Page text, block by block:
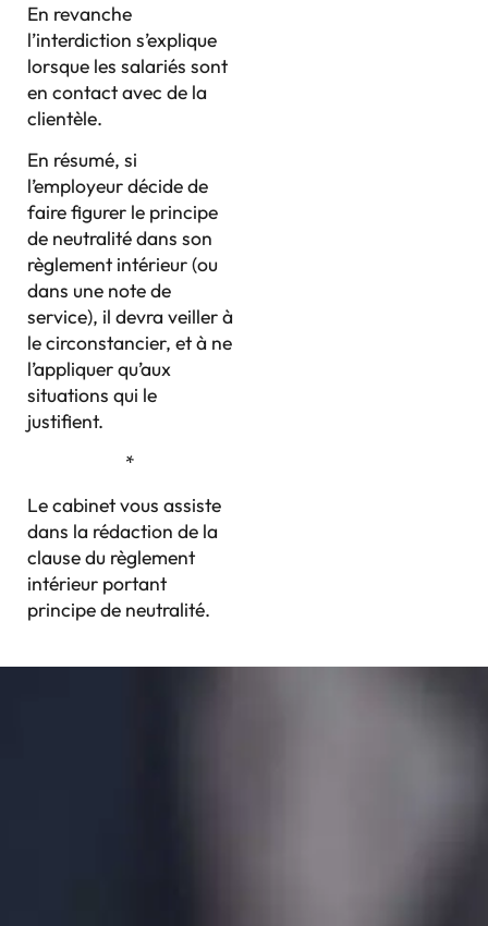
En revanche
l’interdiction s’explique
lorsque les salariés sont
en contact avec de la
clientèle.
En résumé, si
l’employeur décide de
faire figurer le principe
de neutralité dans son
règlement intérieur (ou
dans une note de
service), il devra veiller à
le circonstancier, et à ne
l’appliquer qu’aux
situations qui le
justifient.
*
Le cabinet vous assiste
dans la rédaction de la
clause du règlement
intérieur portant
principe de neutralité.